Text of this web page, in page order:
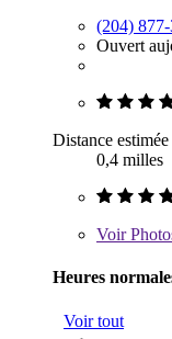
(204)
Ouvert
Distance estimée
0,4 milles
Voir
Heures
Voir tout